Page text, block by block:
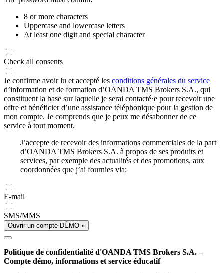
8 or more characters
Uppercase and lowercase letters
At least one digit and special character
Check all consents
Je confirme avoir lu et accepté les conditions générales du service
d’information et de formation d’OANDA TMS Brokers S.A., qui
constituent la base sur laquelle je serai contacté·e pour recevoir une
offre et bénéficier d’une assistance téléphonique pour la gestion de
mon compte. Je comprends que je peux me désabonner de ce
service à tout moment.
J’accepte de recevoir des informations commerciales de la part
d’OANDA TMS Brokers S.A. à propos de ses produits et
services, par exemple des actualités et des promotions, aux
coordonnées que j’ai fournies via:
E-mail
SMS/MMS
Ouvrir un compte DÉMO »
Politique de confidentialité d'OANDA TMS Brokers S.A. –
Compte démo, informations et service éducatif